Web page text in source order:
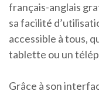
français-anglais
sa facilité
accessible à tous,
tablette ou un
Grâce à son